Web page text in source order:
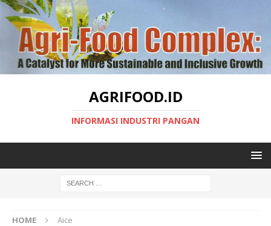
AGRIFOOD.ID
INFORMASI INDUSTRI PANGAN
HOME Aice